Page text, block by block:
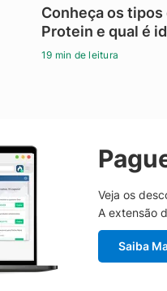
Conheça os tipos
Protein e qual é
19 min de leitura
Veja os
A extensão
Saiba